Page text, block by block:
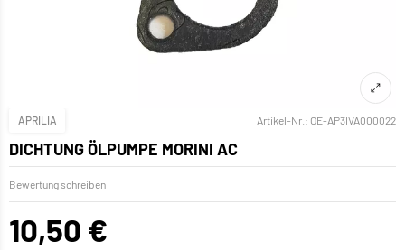
APRILIA Artikel-Nr.: OE-AP3IVA000022
DICHTUNG ÖLPUMPE MORINI AC
Bewertung schreiben
10,50 €